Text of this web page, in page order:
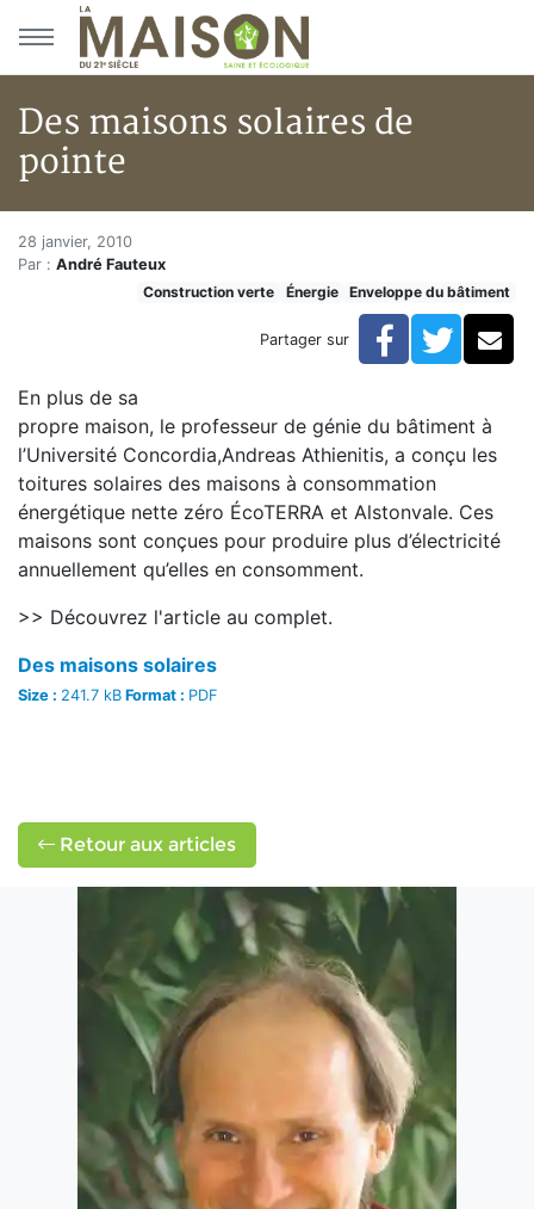
Aller au menu principal
Aller au contenu principal
Des maisons solaires de
pointe
Accueil
Articles
Construction verte
Des maisons solaires de pointe
28 janvier, 2010
Par : André Fauteux
Construction verte
Énergie Enveloppe du bâtiment
Partager sur Facebook
En plus de sa
propre maison, le professeur de génie du bâtiment à
l’Université Concordia,Andreas Athienitis, a conçu les
toitures solaires des maisons à consommation
énergétique nette zéro ÉcoTERRA et Alstonvale. Ces
maisons sont conçues pour produire plus d’électricité
annuellement qu’elles en consomment.
>> Découvrez l'article au complet.
Des maisons solaires
Size : 241.7 kB Format : PDF
Retour aux articles